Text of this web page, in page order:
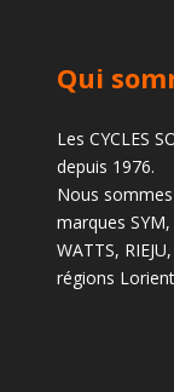
Qui
Les CYCLES
depuis 1976.
Nous
marques SYM,
WATTS,
régions